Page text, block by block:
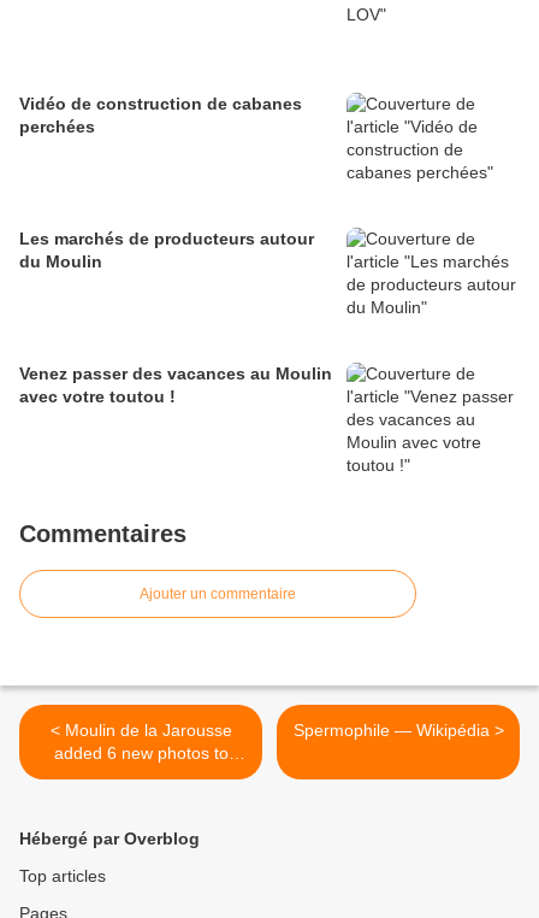
Vidéo de construction de cabanes
perchées
Les marchés de producteurs autour
du Moulin
Venez passer des vacances au Moulin
avec votre toutou !
Commentaires
Ajouter un commentaire
< Moulin de la Jarousse
added 6 new photos to
the...
Spermophile — Wikipédia >
Hébergé par Overblog
Top articles
Pages